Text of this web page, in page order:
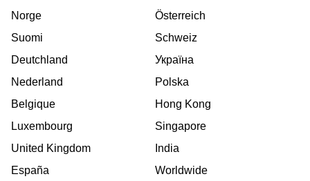
Norge
Suomi
Deutchland
Nederland
Belgique
Luxembourg
United Kingdom
España
Österreich
Schweiz
Україна
Polska
Hong Kong
Singapore
India
Worldwide